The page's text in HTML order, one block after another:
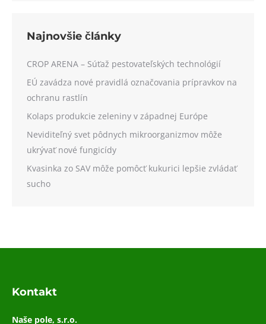
Najnovšie články
CROP ARENA – Súťaž pestovateľských technológií
EÚ zavádza nové pravidlá označovania prípravkov na
ochranu rastlín
Kolaps produkcie zeleniny v západnej Európe
Neviditeľný svet pôdnych mikroorganizmov môže
ukrývať nové fungicídy
Kvasinka zo SAV môže pomôcť kukurici lepšie zvládať
sucho
Kontakt
Naše pole, s.r.o.